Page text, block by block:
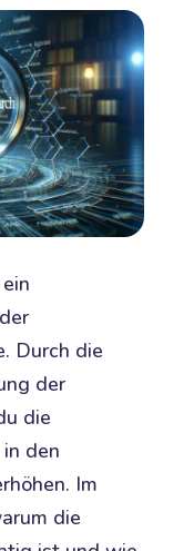
Durch die
der
die
den
Im
die